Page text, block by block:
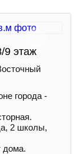
9 этаж
города -
2 школы,
дома.